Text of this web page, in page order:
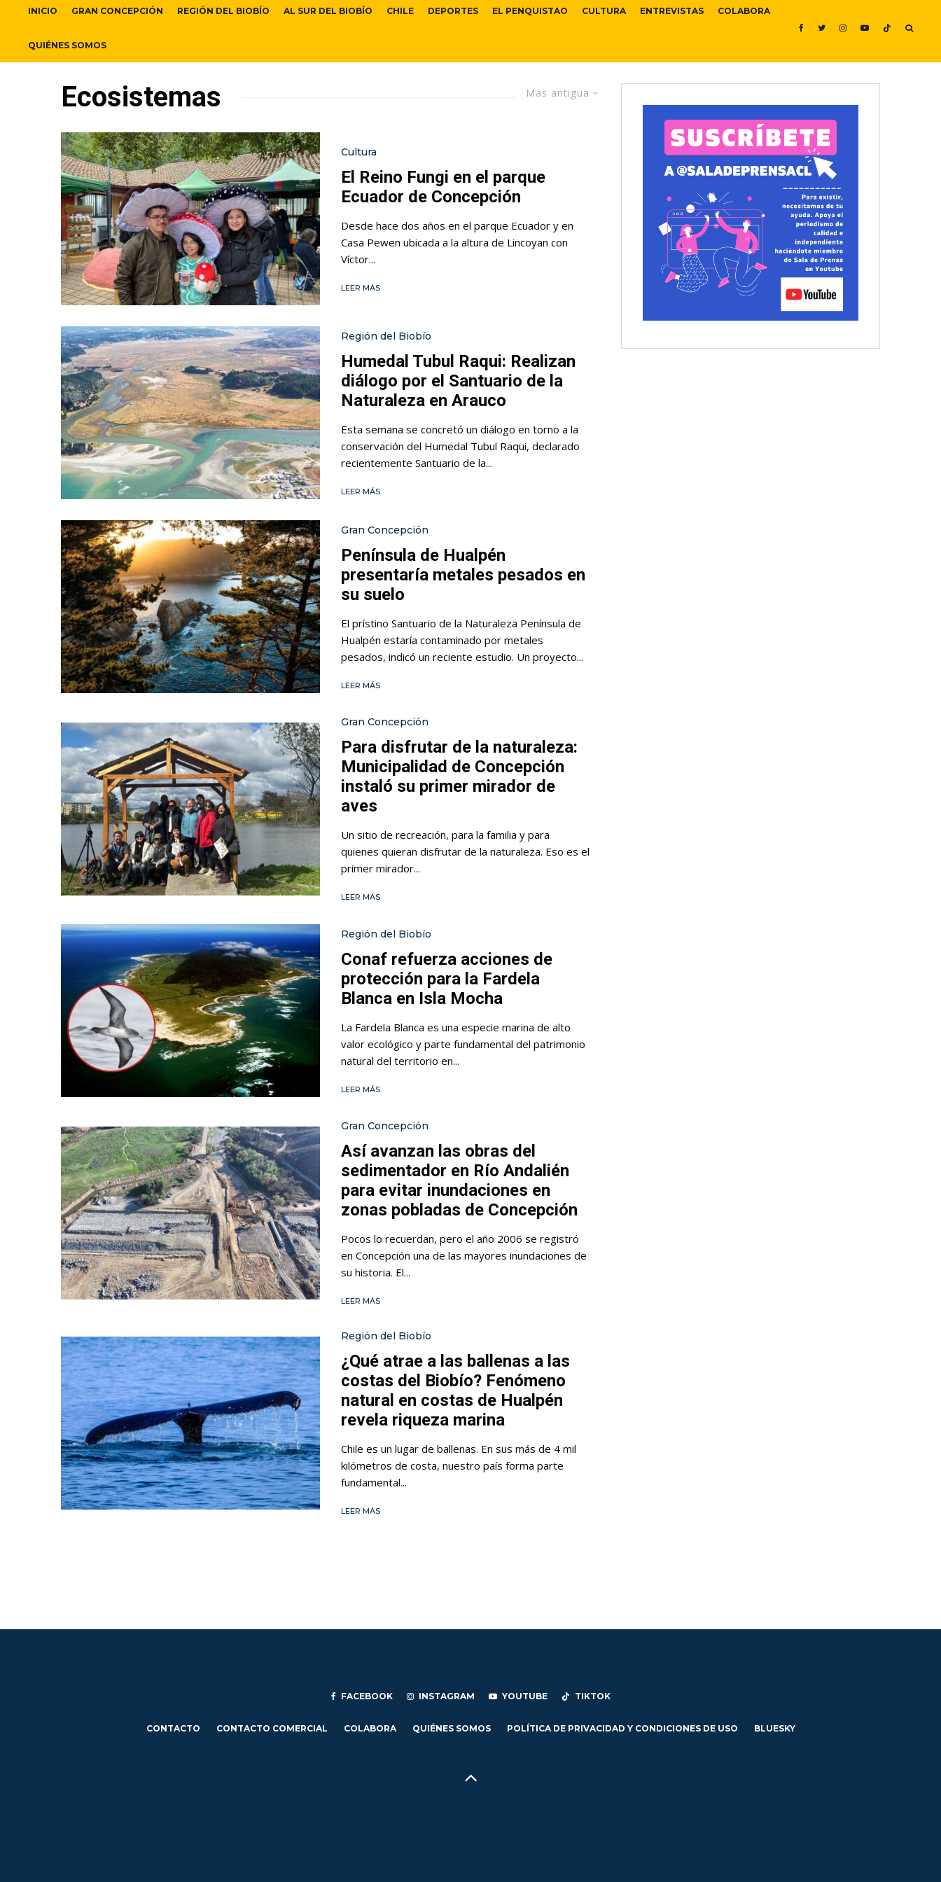
INICIO GRAN CONCEPCIÓN REGIÓN DEL BIOBÍO AL SUR DEL BIOBÍO CHILE DEPORTES EL PENQUISTAO CULTURA ENTREVISTAS COLABORA
QUIÉNES SOMOS
Más antigua
Ecosistemas
Cultura
El Reino Fungi en el parque
Ecuador de Concepción
Desde hace dos años en el parque Ecuador y en
Casa Pewen ubicada a la altura de Lincoyan con
Víctor...
LEER MÁS
Región del Biobío
Humedal Tubul Raqui: Realizan
diálogo por el Santuario de la
Naturaleza en Arauco
Esta semana se concretó un diálogo en torno a la
conservación del Humedal Tubul Raqui, declarado
recientemente Santuario de la...
LEER MÁS
Gran Concepción
Península de Hualpén
presentaría metales pesados en
su suelo
El prístino Santuario de la Naturaleza Península de
Hualpén estaría contaminado por metales
pesados, indicó un reciente estudio. Un proyecto...
LEER MÁS
Gran Concepción
Para disfrutar de la naturaleza:
Municipalidad de Concepción
instaló su primer mirador de
aves
Un sitio de recreación, para la familia y para
quienes quieran disfrutar de la naturaleza. Eso es el
primer mirador...
LEER MÁS
Región del Biobío
Conaf refuerza acciones de
protección para la Fardela
Blanca en Isla Mocha
La Fardela Blanca es una especie marina de alto
valor ecológico y parte fundamental del patrimonio
natural del territorio en...
LEER MÁS
Gran Concepción
Así avanzan las obras del
sedimentador en Río Andalién
para evitar inundaciones en
zonas pobladas de Concepción
Pocos lo recuerdan, pero el año 2006 se registró
en Concepción una de las mayores inundaciones de
su historia. El...
LEER MÁS
Región del Biobío
¿Qué atrae a las ballenas a las
costas del Biobío? Fenómeno
natural en costas de Hualpén
revela riqueza marina
Chile es un lugar de ballenas. En sus más de 4 mil
kilómetros de costa, nuestro país forma parte
fundamental...
LEER MÁS
FACEBOOK INSTAGRAM YOUTUBE TIKTOK
CONTACTO CONTACTO COMERCIAL COLABORA QUIÉNES SOMOS POLÍTICA DE PRIVACIDAD Y CONDICIONES DE USO BLUESKY